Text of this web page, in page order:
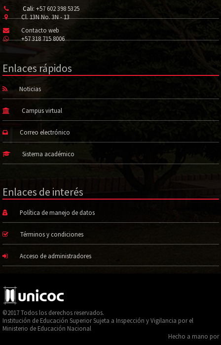
Cali: +57 602 398 5325
Cl. 13N No. 3N - 13
Contacto web
+57 318 715 8006
Enlaces rápidos
Noticias
Campus virtual
Correo electrónico
Sistema académico
Enlaces de interés
Política de manejo de datos
Términos y condiciones
Acceso de administradores
©2017 Todos los derechos reservados.
Institución de Educación Superior Sujeta a Inspección y Vigilancia por el
Ministerio de Educación Nacional
Hecho a mano por